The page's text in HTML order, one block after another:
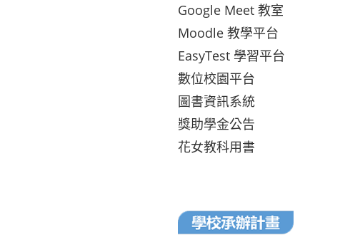
Google Meet 教室
Moodle 教學平台
EasyTest 學習平台
數位校園平台
圖書資訊系統
獎助學金公告
花女教科用書